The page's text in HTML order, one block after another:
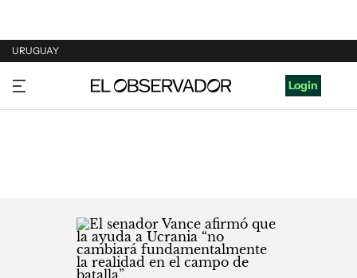
URUGUAY
URUGUAY
ARGENTINA
Login